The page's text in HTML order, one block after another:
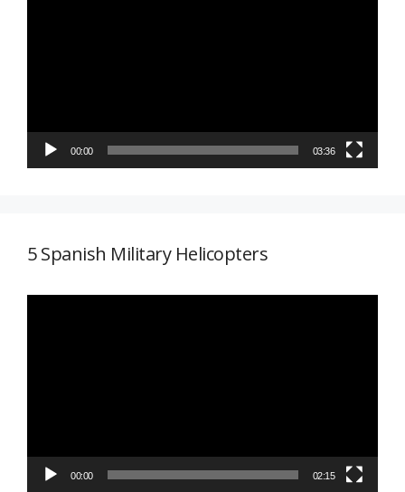
00:00 03:36
5 Spanish Military Helicopters
00:00 02:15